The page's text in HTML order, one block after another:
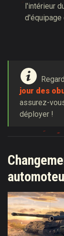
l'intérieur
d'équipage
jour des
assurez-
déployer !